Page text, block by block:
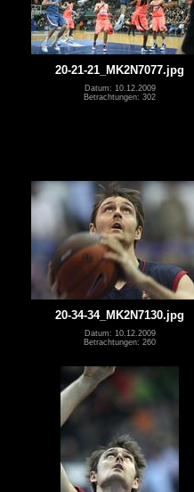
20-21-21_MK2N7077.jpg
Datum: 10.12.2009
Betrachtungen: 302
20-34-34_MK2N7130.jpg
Datum: 10.12.2009
Betrachtungen: 260